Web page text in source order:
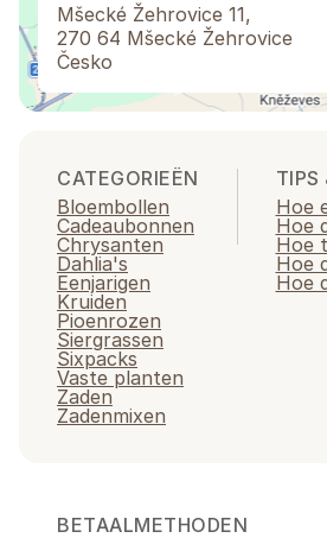
Mšecké Žehrovice 11,
270 64 Mšecké Žehrovice
Česko
CATEGORIEËN
Bloembollen
Cadeaubonnen
Chrysanten
Dahlia's
Eenjarigen
Kruiden
Pioenrozen
Siergrassen
Sixpacks
Vaste planten
Zaden
Zadenmixen
TIPS
Hoe
Hoe
Hoe
Hoe
Hoe
BETAALMETHODEN